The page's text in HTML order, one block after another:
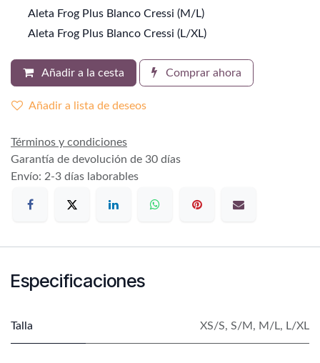
Aleta Frog Plus Blanco Cressi (M/L)
Aleta Frog Plus Blanco Cressi (L/XL)
Añadir a la cesta Comprar ahora
Añadir a lista de deseos
Términos y condiciones
Garantía de devolución de 30 días
Envío: 2-3 días laborables
Especificaciones
Talla XS/S, S/M , M/L, L/XL